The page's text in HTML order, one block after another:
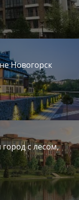
Новогорск
с лесом,